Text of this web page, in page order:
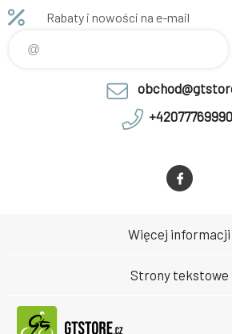
Perfektní dárek pro fanoušky
fotbalového týmu Red Bull
Salzburg.
Rabaty i nowości na e-mail
Więcej informacji
Strony tekstowe